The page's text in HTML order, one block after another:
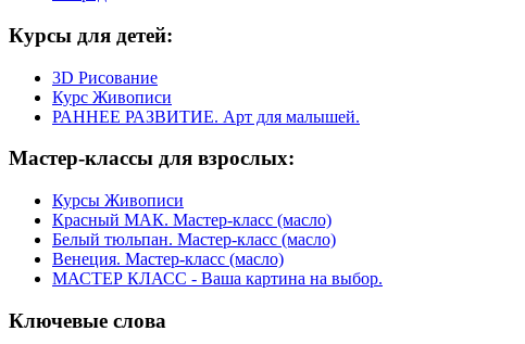
Курсы для детей:
3D Рисование
Курс Живописи
РАННЕЕ РАЗВИТИЕ. Арт для малышей.
Мастер-классы для взрослых:
Курсы Живописи
Красный МАК. Мастер-класс (масло)
Белый тюльпан. Мастер-класс (масло)
Венеция. Мастер-класс (масло)
МАСТЕР КЛАСС - Ваша картина на выбор.
Ключевые слова